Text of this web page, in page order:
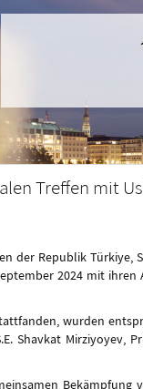
Treffen mit
der Republik Türkiye,
2024 mit
wurden
Shavkat Mirziyoyev,
Bekämpfung